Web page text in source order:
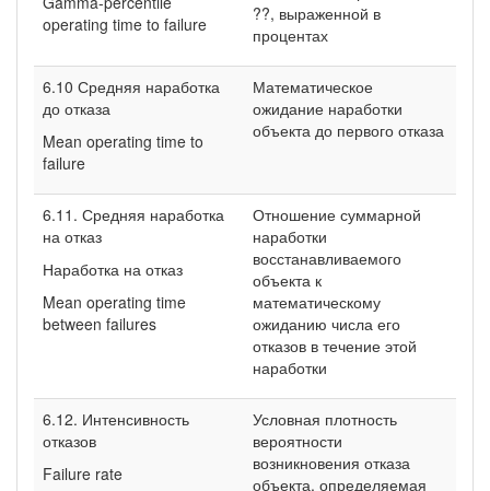
operating time to failure
??, выраженной в
процентах
6.10 Средняя наработка
до отказа
Mean operating time to
failure
Математическое
ожидание наработки
объекта до первого отказа
6.11. Средняя наработка
на отказ
Наработка на отказ
Mean operating time
between failures
Отношение суммарной
наработки
восстанавливаемого
объекта к
математическому
ожиданию числа его
отказов в течение этой
наработки
6.12. Интенсивность
отказов
Failure rate
Условная плотность
вероятности
возникновения отказа
объекта, определяемая